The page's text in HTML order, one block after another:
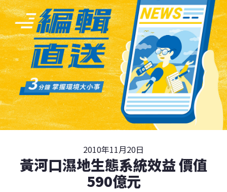
2010年11月20日
黃河口濕地生態系統效益 價值
590億元